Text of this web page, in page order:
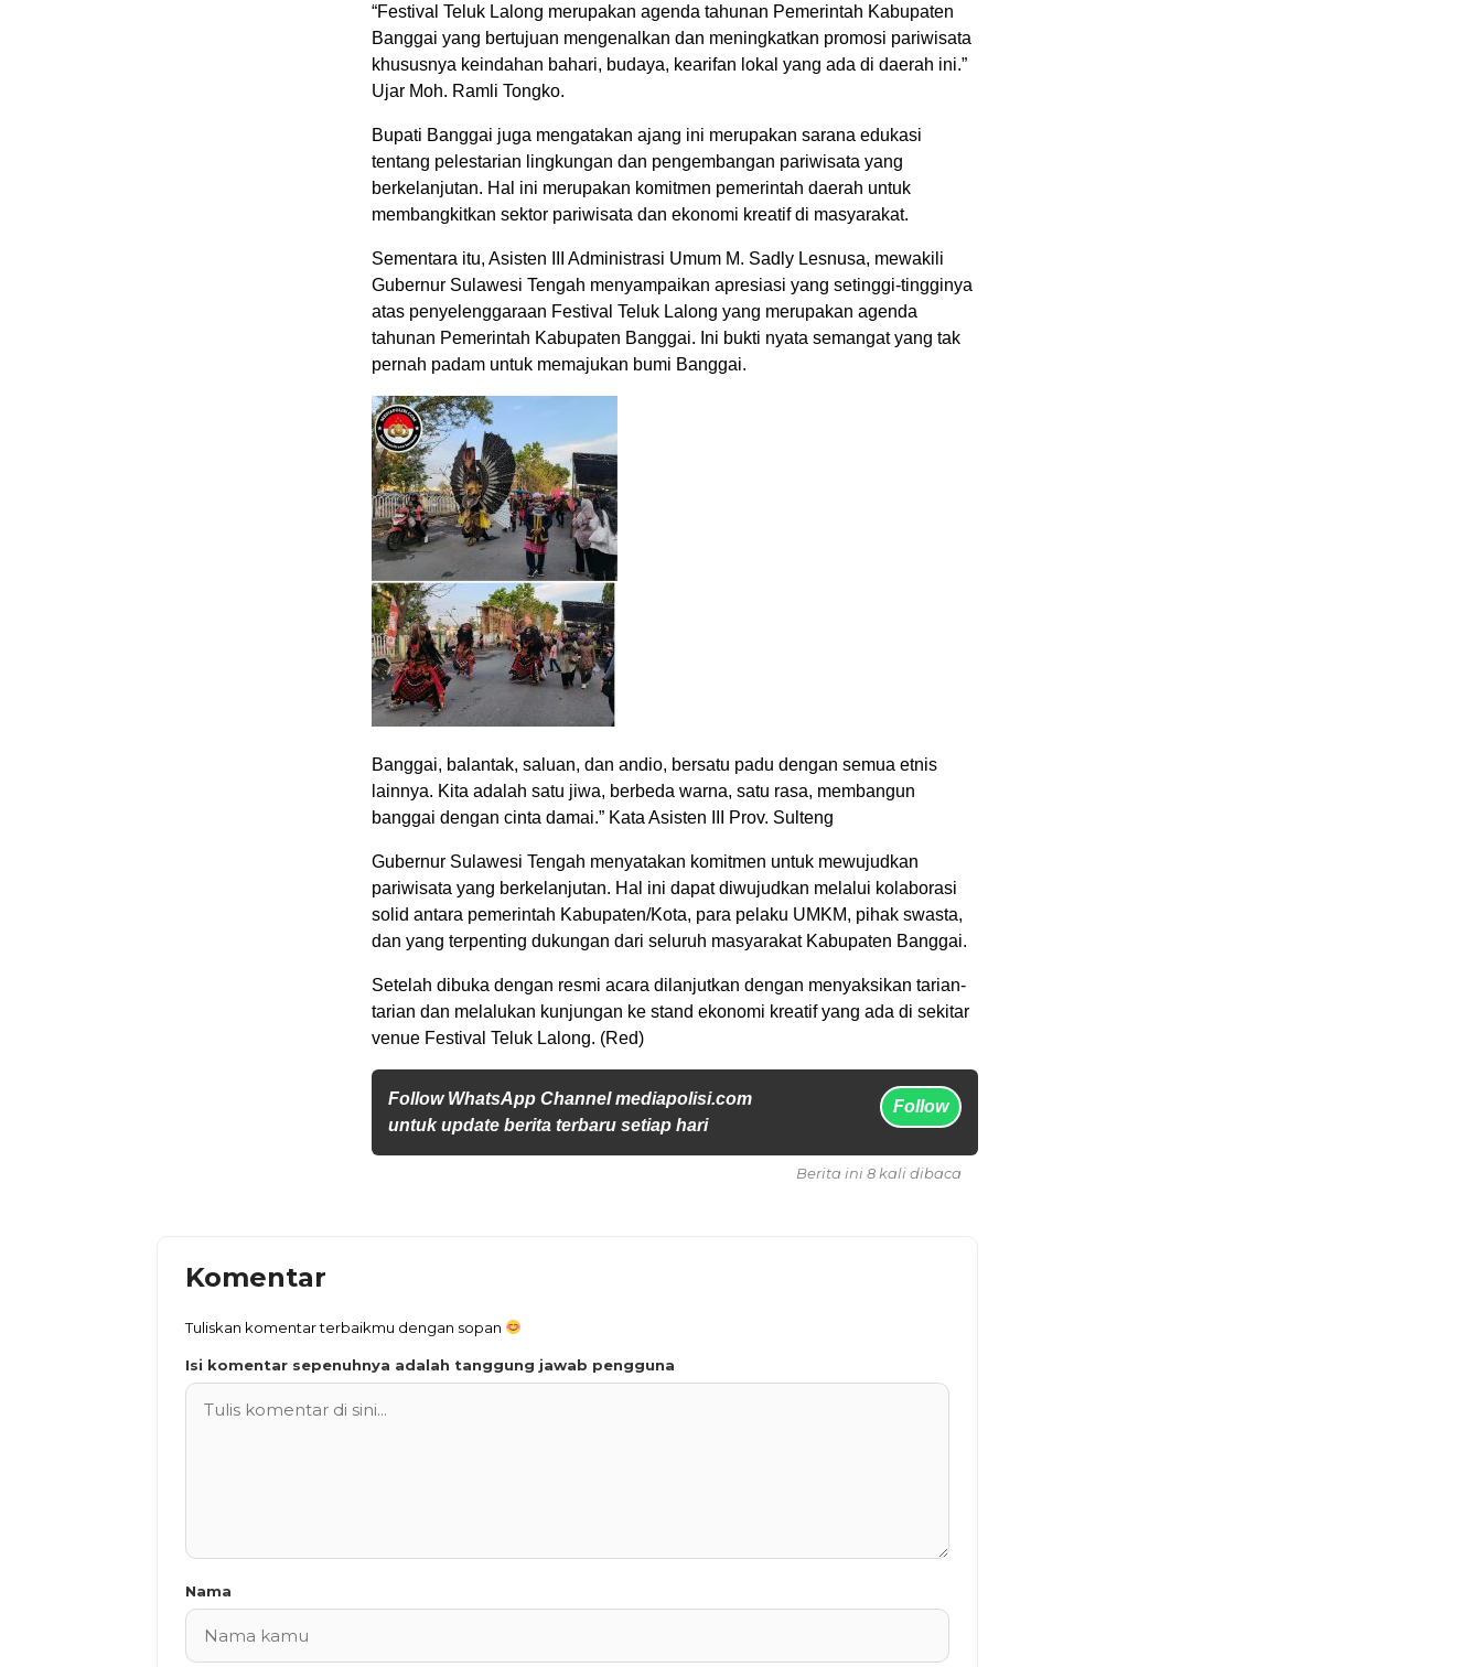
“Festival Teluk Lalong merupakan agenda tahunan Pemerintah Kabupaten
Banggai yang bertujuan mengenalkan dan meningkatkan promosi pariwisata
khususnya keindahan bahari, budaya, kearifan lokal yang ada di daerah ini.”
Ujar Moh. Ramli Tongko.
Bupati Banggai juga mengatakan ajang ini merupakan sarana edukasi
tentang pelestarian lingkungan dan pengembangan pariwisata yang
berkelanjutan. Hal ini merupakan komitmen pemerintah daerah untuk
membangkitkan sektor pariwisata dan ekonomi kreatif di masyarakat.
Sementara itu, Asisten III Administrasi Umum M. Sadly Lesnusa, mewakili
Gubernur Sulawesi Tengah menyampaikan apresiasi yang setinggi-tingginya
atas penyelenggaraan Festival Teluk Lalong yang merupakan agenda
tahunan Pemerintah Kabupaten Banggai. Ini bukti nyata semangat yang tak
pernah padam untuk memajukan bumi Banggai.
Banggai, balantak, saluan, dan andio, bersatu padu dengan semua etnis
lainnya. Kita adalah satu jiwa, berbeda warna, satu rasa, membangun
banggai dengan cinta damai.” Kata Asisten III Prov. Sulteng
Gubernur Sulawesi Tengah menyatakan komitmen untuk mewujudkan
pariwisata yang berkelanjutan. Hal ini dapat diwujudkan melalui kolaborasi
solid antara pemerintah Kabupaten/Kota, para pelaku UMKM, pihak swasta,
dan yang terpenting dukungan dari seluruh masyarakat Kabupaten Banggai.
Setelah dibuka dengan resmi acara dilanjutkan dengan menyaksikan tarian-
tarian dan melalukan kunjungan ke stand ekonomi kreatif yang ada di sekitar
venue Festival Teluk Lalong. (Red)
Follow WhatsApp Channel mediapolisi.com
untuk update berita terbaru setiap hari
Follow
Berita ini 8 kali dibaca
Komentar
Tuliskan komentar terbaikmu dengan sopan
Isi komentar sepenuhnya adalah tanggung jawab pengguna
Nama